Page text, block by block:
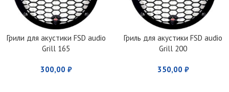
Грили для акустики FSD audio
Grill 165
300,00 ₽
Гриль для акустики FSD audio
Grill 200
350,00 ₽